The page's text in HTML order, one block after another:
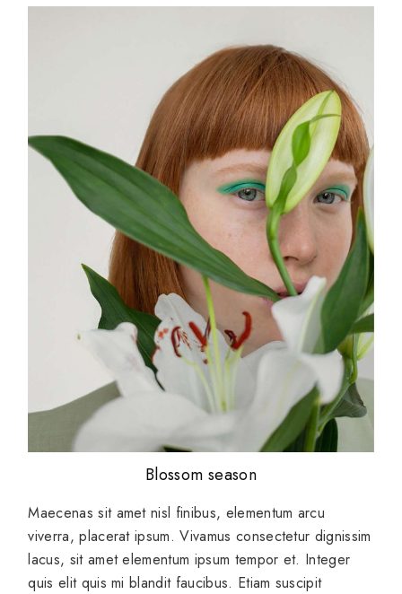
Blossom season
Maecenas sit amet nisl finibus, elementum arcu
viverra, placerat ipsum. Vivamus consectetur dignissim
lacus, sit amet elementum ipsum tempor et. Integer
quis elit quis mi blandit faucibus. Etiam suscipit